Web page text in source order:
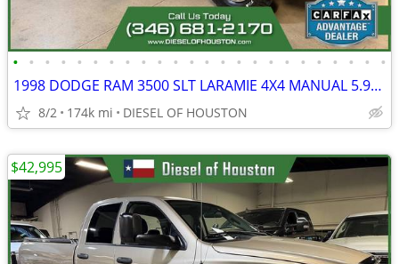
• • • • • • • • • • • • • • • • • • • • • • • •
1998 DODGE RAM 3500 SLT LARAMIE 4X4 MANUAL 5.9L 12V CUMMINS DIESEL
8/2 174k mi DIESEL OF HOUSTON
$42,995